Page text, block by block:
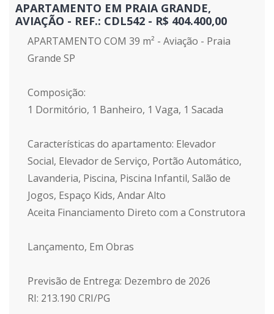
APARTAMENTO EM PRAIA GRANDE,
AVIAÇÃO - REF.: CDL542 - R$ 404.400,00
APARTAMENTO COM 39 m² - Aviação - Praia
Grande SP
Composição:
1 Dormitório, 1 Banheiro, 1 Vaga, 1 Sacada
Características do apartamento: Elevador
Social, Elevador de Serviço, Portão Automático,
Lavanderia, Piscina, Piscina Infantil, Salão de
Jogos, Espaço Kids, Andar Alto
Aceita Financiamento Direto com a Construtora
Lançamento, Em Obras
Previsão de Entrega: Dezembro de 2026
RI: 213.190 CRI/PG